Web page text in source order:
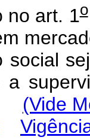
art. 1o
social
(Vide